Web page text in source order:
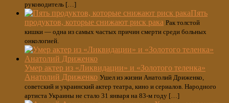
руководитель […]
Пять
продуктов, которые снижают риск рака Рак толстой
кишки — одна из самых частых причин смерти среди больных
онкологией.
Умер актер из «Ликвидации» и «Золотого теленка»
Анатолий Дриженко Ушел из жизни Анатолий Дриженко,
советский и украинский актер театра, кино и сериалов. Народного
артиста Украины не стало 31 января на 83-м году […]